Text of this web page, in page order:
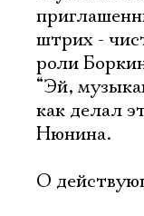
штрих -
роли
“Эй,
как делал
Нюнина.
О